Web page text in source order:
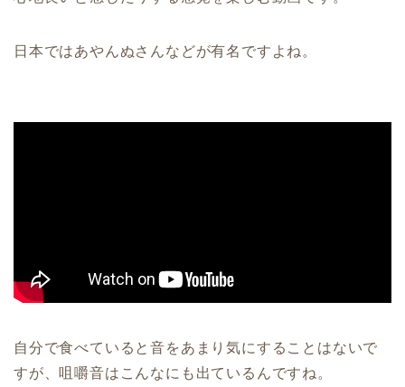
日本ではあやんぬさんなどが有名ですよね。
自分で食べていると音をあまり気にすることはないで
すが、咀嚼音はこんなにも出ているんですね。